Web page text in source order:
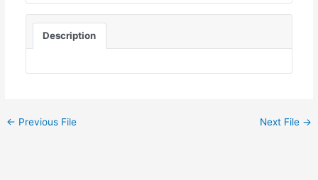
Description
← Previous File Next File →